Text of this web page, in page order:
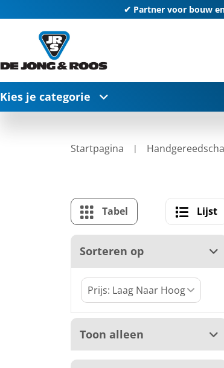
✔ Partner voor bouw
Kies je categorie
Startpagina
Tabel Lijst
Sorteren op
Toon alleen